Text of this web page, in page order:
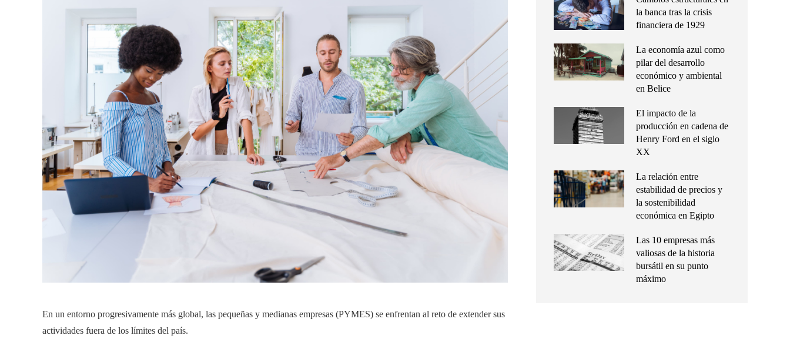
En un entorno progresivamente más global, las pequeñas y medianas empresas (PYMES) se enfrentan al reto de extender sus
actividades fuera de los límites del país.
la banca tras la crisis
financiera de 1929
La economía azul como
pilar del desarrollo
económico y ambiental
en Belice
El impacto de la
producción en cadena de
Henry Ford en el siglo
XX
La relación entre
estabilidad de precios y
la sostenibilidad
económica en Egipto
Las 10 empresas más
valiosas de la historia
bursátil en su punto
máximo